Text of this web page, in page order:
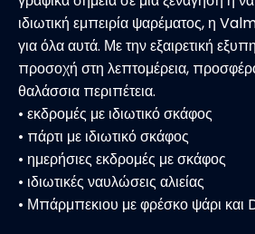
ιδιωτική εμπειρία ψαρέματος, η
για όλα αυτά. Με την εξαιρετική
προσοχή στη λεπτομέρεια,
θαλάσσια περιπέτεια.
• εκδρομές με ιδιωτικό σκάφος
• πάρτι με ιδιωτικό σκάφος
• ημερήσιες εκδρομές με σκάφος
• ιδιωτικές ναυλώσεις αλιείας
• Μπάρμπεκιου με φρέσκο ψάρι και